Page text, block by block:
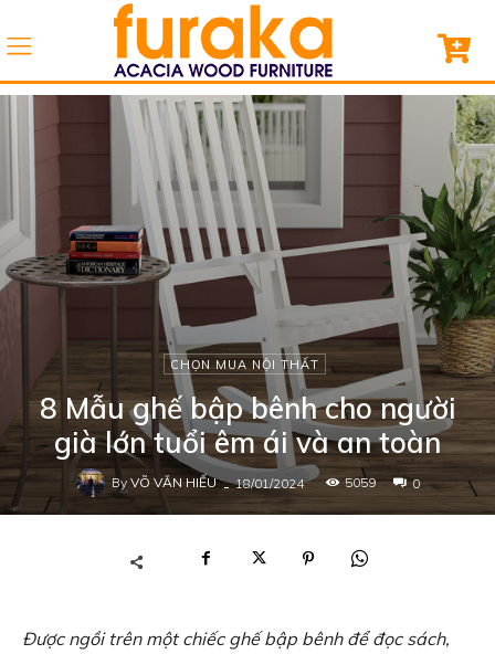
CHỌN MUA NỘI THẤT
8 Mẫu ghế bập bênh cho người
già lớn tuổi êm ái và an toàn
By VÕ VĂN HIẾU - 18/01/2024 5059 0
Được ngồi trên một chiếc ghế bập bênh để đọc sách,